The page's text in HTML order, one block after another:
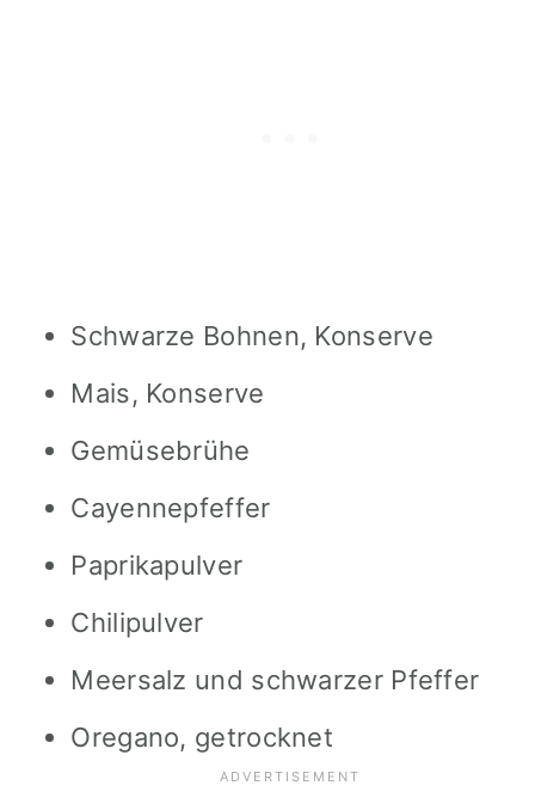
Schwarze Bohnen, Konserve
Mais, Konserve
Gemüsebrühe
Cayennepfeffer
Paprikapulver
Chilipulver
Meersalz und schwarzer Pfeffer
Oregano, getrocknet